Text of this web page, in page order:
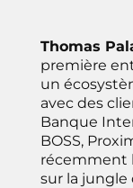
Thomas
première
un
avec des
Banque
BOSS,
récemment
sur la jungle